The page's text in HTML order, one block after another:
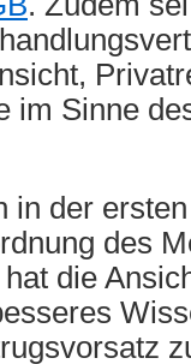
im Sinne
in der
des
die